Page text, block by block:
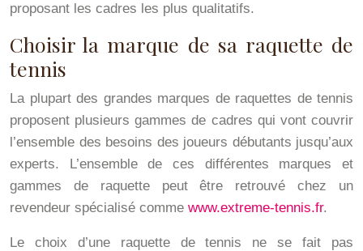
proposant les cadres les plus qualitatifs.
Choisir la marque de sa raquette de
tennis
La plupart des grandes marques de raquettes de tennis
proposent plusieurs gammes de cadres qui vont couvrir
l’ensemble des besoins des joueurs débutants jusqu’aux
experts. L’ensemble de ces différentes marques et
gammes de raquette peut être retrouvé chez un
revendeur spécialisé comme www.extreme-tennis.fr.
Le choix d’une raquette de tennis ne se fait pas